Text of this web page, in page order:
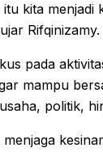
kita
Rifqinizamy.
pada
mampu
politik,